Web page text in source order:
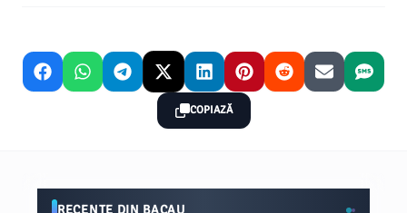
COPIAZĂ
RECENTE DIN BACAU